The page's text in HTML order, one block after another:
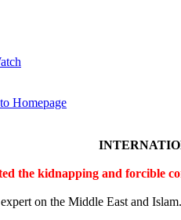
the kidnapping and forcible
on the Middle East and Islam.